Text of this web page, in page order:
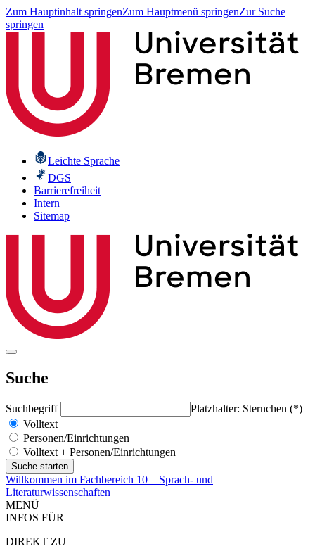
Zum Hauptinhalt springenZum Hauptmenü springenZur Suche
springen
Leichte Sprache
DGS
Barrierefreiheit
Intern
Sitemap
Suche
Suchbegriff
Platzhalter: Sternchen (*)
Volltext
Personen/Einrichtungen
Volltext + Personen/Einrichtungen
Willkommen im Fachbereich 10 – Sprach- und
Literaturwissenschaften
MENÜ
INFOS FÜR
DIREKT ZU